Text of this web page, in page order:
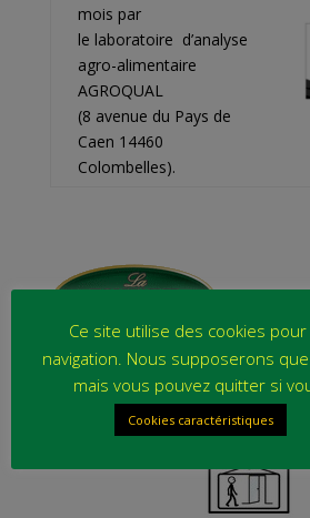
mois par
le laboratoire d’analyse
agro-alimentaire
AGROQUAL
(8 avenue du Pays de
Caen 14460
Colombelles).
A propos de la traçabilité – cliquez
Ce site utilise des cookies
navigation. Nous supposerons
mais vous pouvez quitter si
Cookies caractéristiques